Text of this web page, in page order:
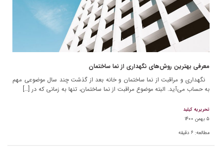
معرفی بهترین روش‌های نگهداری از نما ساختمان
نگهداری و مراقبت از نما ساختمان و خانه بعد از گذشت چند سال موضوعی مهم
به حساب می‌آید. البته موضوع مراقبت از نما ساختمان، تنها به زمانی که در […]
تحریریه کیلید
۵ بهمن ۱۴۰۰
مطالعه: ۶ دقیقه